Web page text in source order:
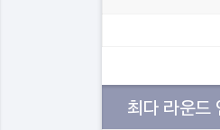
최다 라운드